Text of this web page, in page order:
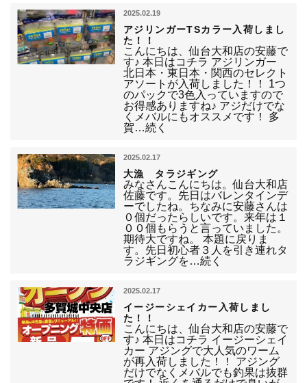
2025.02.19
アジリンガーTSカラー入荷しまし
た！！
こんにちは、仙台大和店の安藤で
す♪ 本日はコチラ アジリンガー
北日本・東日本・関西のセレクト
アソートが入荷しました！！ 1つ
のパックで3色入っていますので
お得感ありますね♪ アジだけでな
くメバルにもオススメです！ 多
賀…続く
2025.02.17
大漁 タラジギング
みなさんこんにちは。仙台大和店
佐藤です。先日はバレンタインデ
ーでしたね。ちなみに安藤さんは
０個だったらしいです。来年は１
００個もらうと言っていました。
期待大ですね。 本題に戻りま
す。先日初心者３人を引き連れタ
ラジギングを…続く
2025.02.17
イージーシェイカー入荷しまし
た！！
こんにちは、仙台大和店の安藤で
す♪ 本日はコチラ イージーシェイ
カー アジングで大人気のワーム
が再入荷しました！！ アジング
だけでなくメバルでも釣果は抜群